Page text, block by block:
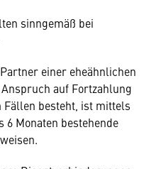
sinngemäß bei
einer eheähnlichen
auf Fortzahlung
besteht, ist mittels
6 Monaten bestehende